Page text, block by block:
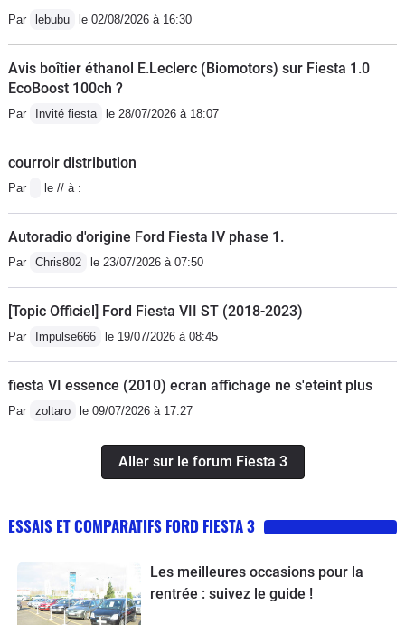
Par lebubu le 02/08/2026 à 16:30
Avis boîtier éthanol E.Leclerc (Biomotors) sur Fiesta 1.0
EcoBoost 100ch ?
Par Invité fiesta le 28/07/2026 à 18:07
courroir distribution
Par le // à :
Autoradio d'origine Ford Fiesta IV phase 1.
Par Chris802 le 23/07/2026 à 07:50
[Topic Officiel] Ford Fiesta VII ST (2018-2023)
Par Impulse666 le 19/07/2026 à 08:45
fiesta VI essence (2010) ecran affichage ne s'eteint plus
Par zoltaro le 09/07/2026 à 17:27
Aller sur le forum Fiesta 3
ESSAIS ET COMPARATIFS FORD FIESTA 3
Les meilleures occasions pour la
rentrée : suivez le guide !